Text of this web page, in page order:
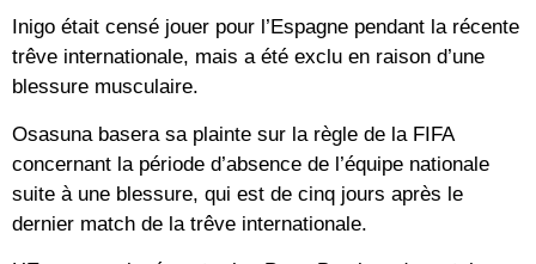
Inigo était censé jouer pour l’Espagne pendant la récente
trêve internationale, mais a été exclu en raison d’une
blessure musculaire.
Osasuna basera sa plainte sur la règle de la FIFA
concernant la période d’absence de l’équipe nationale
suite à une blessure, qui est de cinq jours après le
dernier match de la trêve internationale.